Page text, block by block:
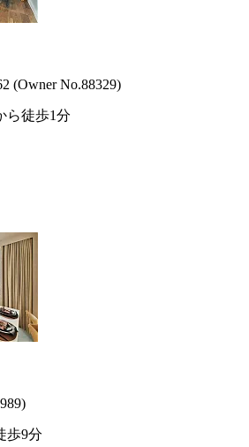
(Owner No.88329)
ら徒歩1分
歩9分